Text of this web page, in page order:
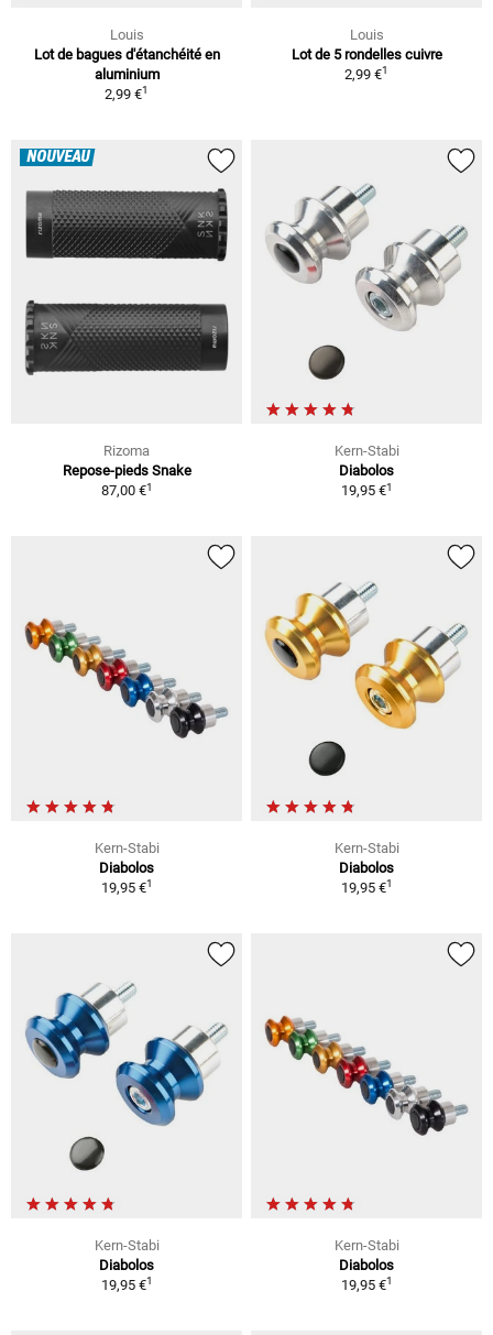
Louis
Lot de bagues d'étanchéité en
aluminium
2,99 €1
Louis
Lot de 5 rondelles cuivre
2,99 €1
NOUVEAU
Rizoma
Repose-pieds Snake
87,00 €1
Kern-Stabi
Diabolos
19,95 €1
Kern-Stabi
Diabolos
19,95 €1
Kern-Stabi
Diabolos
19,95 €1
Kern-Stabi
Diabolos
19,95 €1
Kern-Stabi
Diabolos
19,95 €1